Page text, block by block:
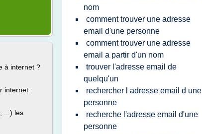
à internet ?
internet :
...) les
nom
comment trouver une adresse
email d'une personne
comment trouver une adresse
email a partir d'un nom
trouver l'adresse email de
quelqu'un
rechercher l adresse email d une
personne
recherche l'adresse email d'une
personne